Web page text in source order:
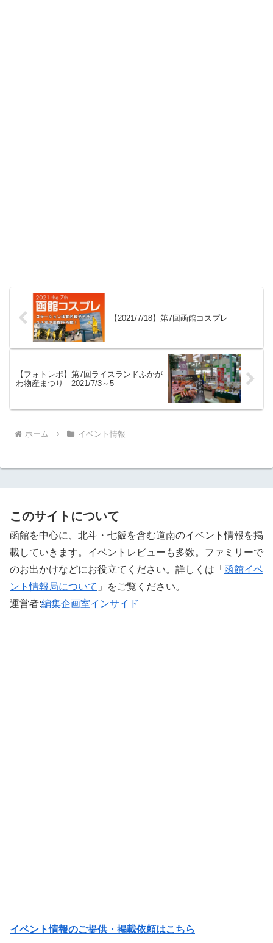
【2021/7/18】第7回函館コスプレ
【フォトレポ】第7回ライスランドふかが
わ物産まつり 2021/7/3～5
ホーム イベント情報
このサイトについて
函館を中心に、北斗・七飯を含む道南のイベント情報を掲
載していきます。イベントレビューも多数。ファミリーで
のお出かけなどにお役立てください。詳しくは「 函館イベ
ント情報局について 」をご覧ください。 ‎
運営者:編集企画室インサイド
イベント情報のご提供・掲載依頼はこちら